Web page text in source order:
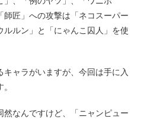
師匠」への攻撃は「ネコスーパー
ルン」と「にゃんこ囚人」を使
ャラがいますが、今回は手に入
然なんですけど、「ニャンピュー